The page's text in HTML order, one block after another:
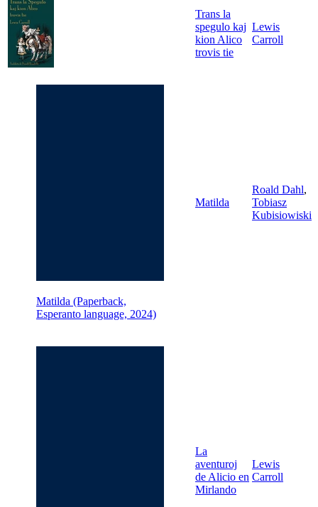
Trans la
spegulo kaj
kion Alico
trovis tie
Lewis
Carroll
Matilda (Paperback,
Esperanto language, 2024)
Matilda
Roald Dahl,
Tobiasz
Kubisiowiski
La
aventuroj
de Alicio en
Mirlando
Lewis
Carroll